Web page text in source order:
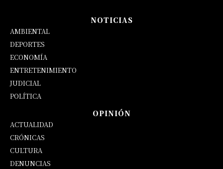
NOTICIAS
AMBIENTAL
DEPORTES
ECONOMÍA
ENTRETENIMIENTO
JUDICIAL
POLÍTICA
OPINIÓN
ACTUALIDAD
CRÓNICAS
CULTURA
DENUNCIAS